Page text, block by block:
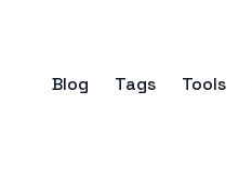
Blog Tags Tools